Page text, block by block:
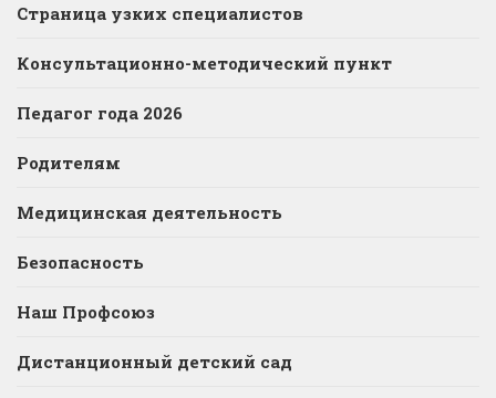
Страница узких специалистов
Консультационно-методический пункт
Педагог года 2026
Родителям
Медицинская деятельность
Безопасность
Наш Профсоюз
Дистанционный детский сад